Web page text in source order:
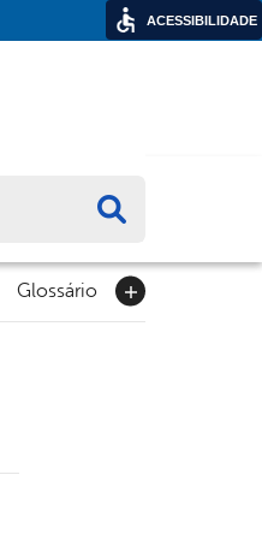
Glossário
ACESSIBILIDADE